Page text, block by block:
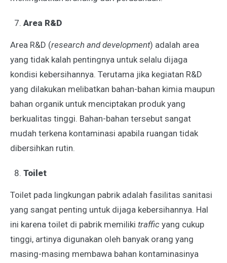
Area R&D
Area R&D (research and development) adalah area
yang tidak kalah pentingnya untuk selalu dijaga
kondisi kebersihannya. Terutama jika kegiatan R&D
yang dilakukan melibatkan bahan-bahan kimia maupun
bahan organik untuk menciptakan produk yang
berkualitas tinggi. Bahan-bahan tersebut sangat
mudah terkena kontaminasi apabila ruangan tidak
dibersihkan rutin.
Toilet
Toilet pada lingkungan pabrik adalah fasilitas sanitasi
yang sangat penting untuk dijaga kebersihannya. Hal
ini karena toilet di pabrik memiliki traffic yang cukup
tinggi, artinya digunakan oleh banyak orang yang
masing-masing membawa bahan kontaminasinya